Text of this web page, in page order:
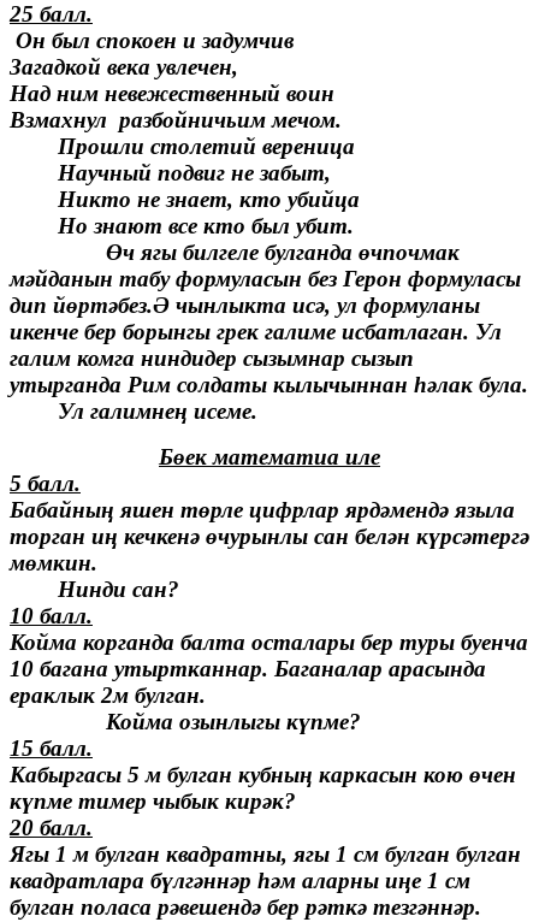
25 балл.
Он был спокоен и задумчив
Загадкой века увлечен,
Над ним невежественный воин
Взмахнул разбойничьим мечом.
Прошли столетий вереница
Научный подвиг не забыт,
Никто не знает, кто убийца
Но знают все кто был убит.
Өч ягы билгеле булганда өчпочмак
мәйданын табу формуласын без Герон формуласы
дип йөртәбез.Ә чынлыкта исә, ул формуланы
икенче бер борынгы грек галиме исбатлаган. Ул
галим комга ниндидер сызымнар сызып
утырганда Рим солдаты кылычыннан һәлак була.
Ул галимнең исеме.
Бөек математиа иле
5 балл.
Бабайның яшен төрле цифрлар ярдәмендә языла
торган иң кечкенә өчурынлы сан белән күрсәтергә
мөмкин.
Нинди сан?
10 балл.
Койма корганда балта осталары бер туры буенча
10 багана утыртканнар. Баганалар арасында
ераклык 2м булган.
Койма озынлыгы күпме?
15 балл.
Кабыргасы 5 м булган кубның каркасын кою өчен
күпме тимер чыбык кирәк?
20 балл.
Ягы 1 м булган квадратны, ягы 1 см булган булган
квадратлара бүлгәннәр һәм аларны иңе 1 см
булган поласа рәвешендә бер рәткә тезгәннәр.